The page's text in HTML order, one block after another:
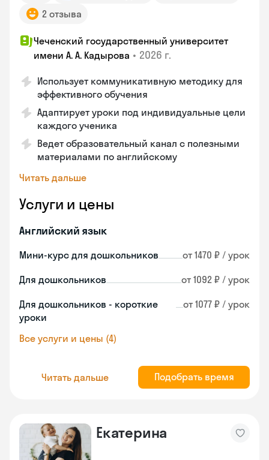
2 отзыва
Чеченский государственный университет
имени А. А. Кадырова • 2026 г.
Использует коммуникативную методику для
эффективного обучения
Адаптирует уроки под индивидуальные цели
каждого ученика
Ведет образовательный канал с полезными
материалами по английскому
Читать дальше
Услуги и цены
Английский язык
Мини-курс для дошкольников от 1470 ₽ / урок
Для дошкольников от 1092 ₽ / урок
Для дошкольников - короткие
уроки
от 1077 ₽ / урок
Все услуги и цены (4)
Читать дальше Подобрать время
Екатерина